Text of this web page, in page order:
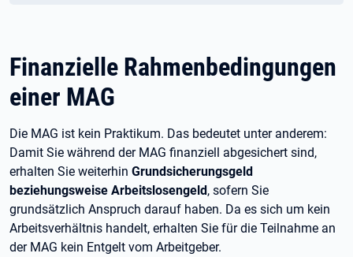
Finanzielle Rahmenbedingungen
einer MAG
Die MAG ist kein Praktikum. Das bedeutet unter anderem:
Damit Sie während der MAG finanziell abgesichert sind,
erhalten Sie weiterhin Grundsicherungsgeld
beziehungsweise Arbeitslosengeld, sofern Sie
grundsätzlich Anspruch darauf haben. Da es sich um kein
Arbeitsverhältnis handelt, erhalten Sie für die Teilnahme an
der MAG kein Entgelt vom Arbeitgeber.